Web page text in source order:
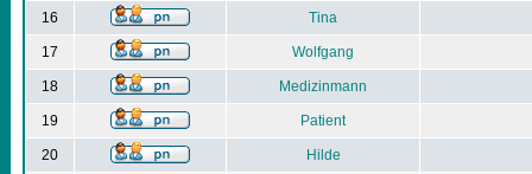
16 Tina
17 Wolfgang
18 Medizinmann
19 Patient
20 Hilde